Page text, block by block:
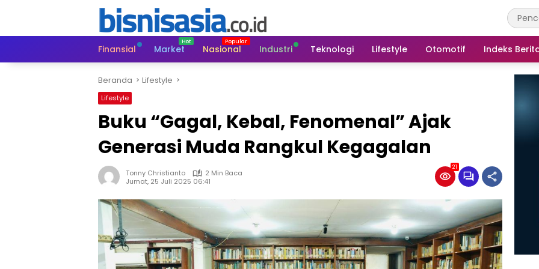
Finansial
Market Nasional Industri Teknologi Lifestyle Otomotif Indeks
Beranda Lifestyle
Lifestyle
Buku “Gagal, Kebal, Fenomenal” Ajak
Generasi Muda Rangkul Kegagalan
Tonny Christianto
2 Min Baca
Jumat, 25 Juli 2025 06:41
21